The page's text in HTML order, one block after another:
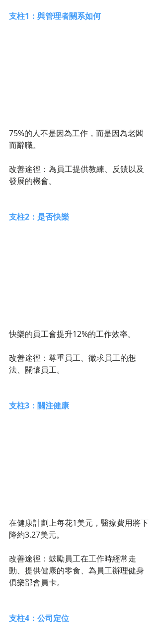
支柱1：與管理者關系如何
75%的人不是因為工作，而是因為老闆
而辭職。
改善途徑：為員工提供教練、反饋以及
發展的機會。
支柱2：是否快樂
快樂的員工會提升12%的工作效率。
改善途徑：尊重員工、徵求員工的想
法、關懷員工。
支柱3：關注健康
在健康計劃上每花1美元，醫療費用將下
降約3.27美元。
改善途徑：鼓勵員工在工作時經常走
動、提供健康的零食、為員工辦理健身
俱樂部會員卡。
支柱4：公司定位